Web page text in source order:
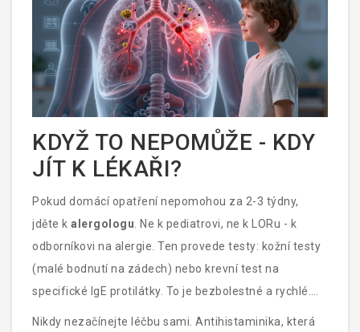
KDYŽ TO NEPOMŮŽE - KDY
JÍT K LÉKAŘI?
Pokud domácí opatření nepomohou za 2-3 týdny,
jděte k alergologu. Ne k pediatrovi, ne k LORu - k
odborníkovi na alergie. Ten provede testy: kožní testy
(malé bodnutí na zádech) nebo krevní test na
specifické IgE protilátky. To je bezbolestné a rychlé.
Výsledek je přesný - víte, na co dítě reaguje.
Nikdy nezačínejte léčbu sami. Antihistaminika, která